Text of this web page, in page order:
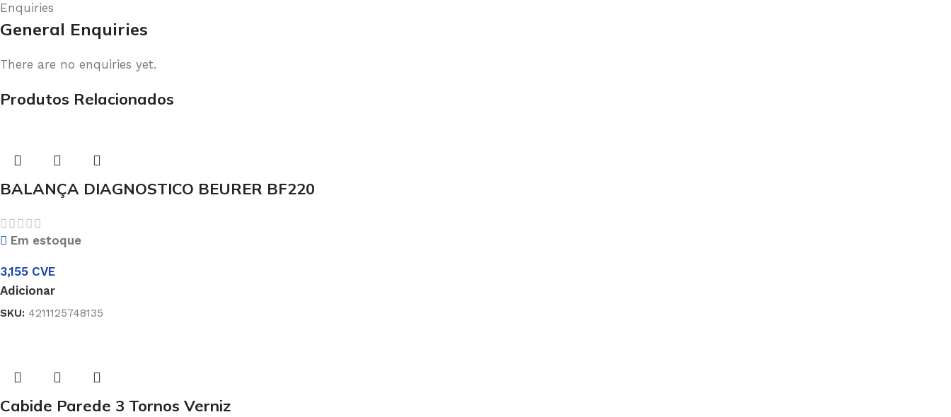
Enquiries
General Enquiries
There are no enquiries yet.
Produtos Relacionados
BALANÇA DIAGNOSTICO BEURER BF220
Em estoque
3,155 CVE
Adicionar
SKU: 4211125748135
Cabide Parede 3 Tornos Verniz